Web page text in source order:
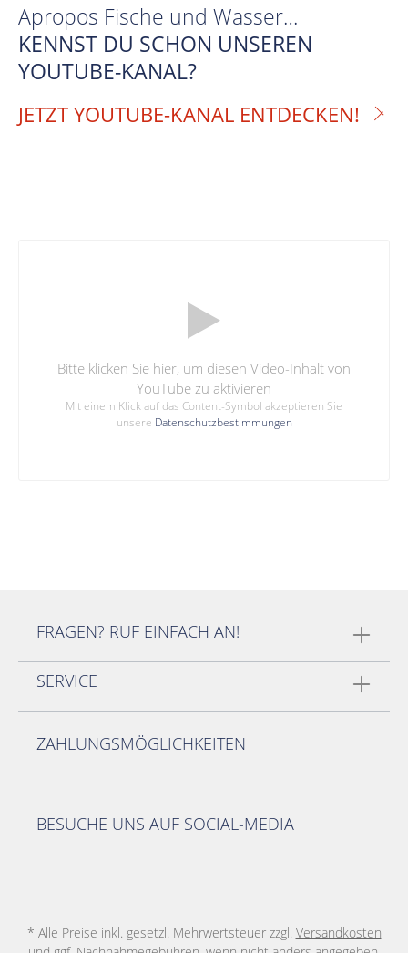
Apropos Fische und Wasser…
KENNST DU SCHON UNSEREN
YOUTUBE-KANAL?
JETZT YOUTUBE-KANAL ENTDECKEN!
Bitte klicken Sie hier, um diesen Video-Inhalt von
YouTube zu aktivieren
Mit einem Klick auf das Content-Symbol akzeptieren Sie
unsere Datenschutzbestimmungen
FRAGEN? RUF EINFACH AN!
SERVICE
ZAHLUNGSMÖGLICHKEITEN
BESUCHE UNS AUF SOCIAL-MEDIA
* Alle Preise inkl. gesetzl. Mehrwertsteuer zzgl. Versandkosten